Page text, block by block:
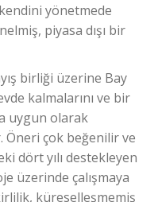
yönetmede
piyasa dışı bir
birliği üzerine Bay
kalmalarını ve bir
uygun olarak
çok beğenilir ve
dört yılı destekleyen
üzerinde çalışmaya
küreselleşmemiş